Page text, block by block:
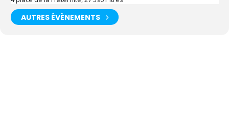
AUTRES ÉVÈNEMENTS